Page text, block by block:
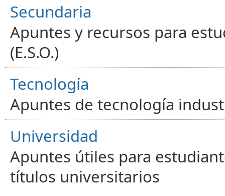
Secundaria
Apuntes y recursos para
(E.S.O.)
Tecnología
Apuntes de tecnología
Universidad
Apuntes útiles para
títulos universitarios